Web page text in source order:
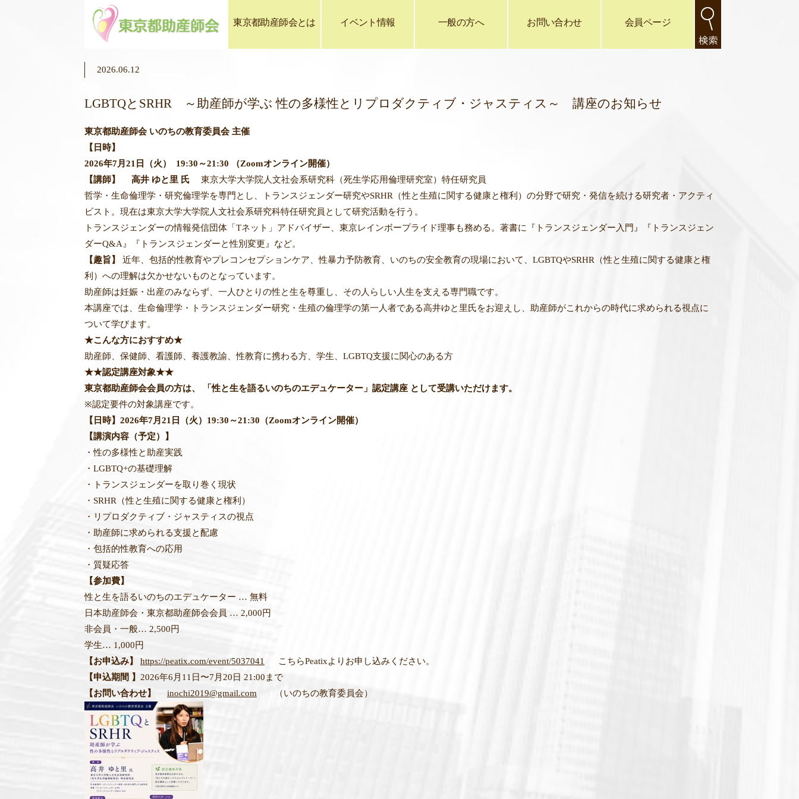
東京都助産師会とは イベント情報 一般の方へ お問い合わせ 会員ページ
2026.06.12
LGBTQとSRHR ～助産師が学ぶ 性の多様性とリプロダクティブ・ジャスティス～ 講座のお知らせ
東京都助産師会 いのちの教育委員会 主催
【日時】
2026年7月21日（火） 19:30～21:30 （Zoomオンライン開催）
【講師】
高井 ゆと里 氏 東京大学大学院人文社会系研究科（死生学応用倫理研究室） 特任研究員
哲学・生命倫理学・研究倫理学を専門とし、
トランスジェンダー研究やSRHR（性と生殖に関する健康と権利）の分野で研究・ 発信を続ける研究者・アクティ
ビスト。 現在は東京大学大学院人文社会系研究科特任研究員として研究活動を行う。
トランスジェンダーの情報発信団体「Tネット」 アドバイザー、東京レインボープライド理事も務める。著書に『 トランスジェンダー入門』『トランスジェン
ダーQ&A』『 トランスジェンダーと性別変更』など。
【趣旨】
近年、包括的性教育やプレコンセプションケア、性暴力予防教育、 いのちの安全教育の現場において、LGBTQやSRHR（性と生殖に関する健康と権
利） への理解は欠かせないものとなっています。
助産師は妊娠・出産のみならず、一人ひとりの性と生を尊重し、 その人らしい人生を支える専門職です。
本講座では、生命倫理学・トランスジェンダー研究・ 生殖の倫理学の第一人者である高井ゆと里氏をお迎えし、
助産師がこれからの時代に求められる視点に
ついて学びます。
★こんな方におすすめ★
助産師、保健師、看護師、養護教諭、性教育に携わる方、学生、LGBTQ支援に関心のある方
★★認定講座対象★★
東京都助産師会会員の方は、 「性と生を語るいのちのエデュケーター」認定講座 として受講いただけます。
※認定要件の対象講座です。
【日時】2026年7月21日（火）19:30～21:30（Zoomオンライン開催）
【講演内容（予定）】
・性の多様性と助産実践
・LGBTQ+の基礎理解
・トランスジェンダーを取り巻く現状
・SRHR（性と生殖に関する健康と権利）
・リプロダクティブ・ジャスティスの視点
・助産師に求められる支援と配慮
・包括的性教育への応用
・質疑応答
【参加費】
性と生を語るいのちのエデュケーター … 無料
日本助産師会・東京都助産師会会員 … 2,000円
非会員・一般… 2,500円
学生… 1,000円
【お申込み】
https://peatix.com/event/5037041
こちらPeatixよりお申し込みください。
【申込期間 】 2026年6月11日〜7月20日 21:00まで
【お問い合わせ】
inochi2019@gmail.com （いのちの教育委員会）